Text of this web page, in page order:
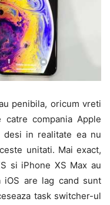
penibila, oricum vreti
compania Apple
desi in realitate ea nu
unitati. Mai exact,
si iPhone XS Max au
are lag cand sunt
task switcher-ul